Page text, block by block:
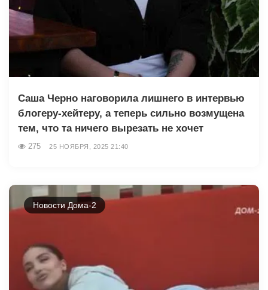
Саша Чepнo наговорила лишнего в интервью
блогеру-хейтеру, а теперь сильно возмущена
тем, что та ничего вырезать не хочет
275 25 НОЯБРЯ, 2025 21:40
Новости Дома-2